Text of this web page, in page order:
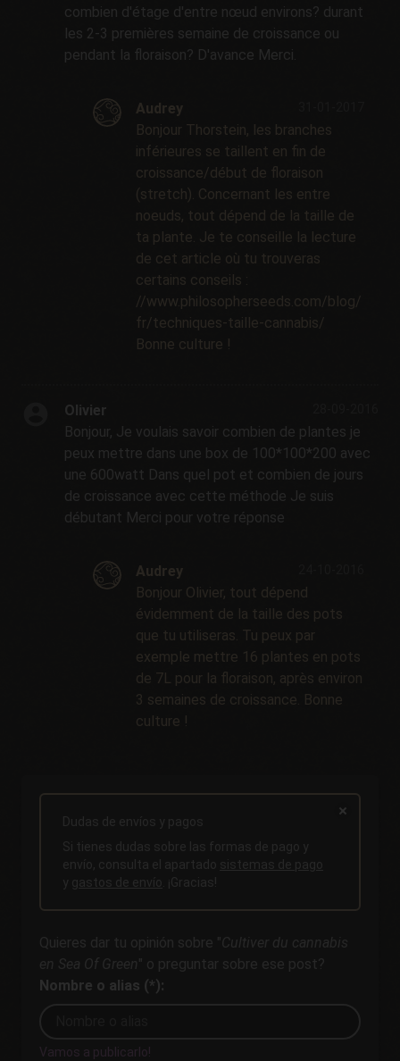
combien d'étage d'entre nœud environs? durant
les 2-3 premières semaine de croissance ou
pendant la floraison? D'avance Merci.
Audrey
Bonjour Thorstein, les branches
inférieures se taillent en fin de
croissance/début de floraison
(stretch). Concernant les entre
noeuds, tout dépend de la taille de
ta plante. Je te conseille la lecture
de cet article où tu trouveras
certains conseils :
//www.philosopherseeds.com/blog/
fr/techniques-taille-cannabis/
Bonne culture !
Olivier
Bonjour, Je voulais savoir combien de plantes je
peux mettre dans une box de 100*100*200 avec
une 600watt Dans quel pot et combien de jours
de croissance avec cette méthode Je suis
débutant Merci pour votre réponse
Audrey
Bonjour Olivier, tout dépend
évidemment de la taille des pots
que tu utiliseras. Tu peux par
exemple mettre 16 plantes en pots
de 7L pour la floraison, après environ
3 semaines de croissance. Bonne
culture !
Dudas de envíos y pagos
Si tienes dudas sobre las formas de pago y
envío, consulta el apartado sistemas de pago
y gastos de envío . ¡Gracias!
Quieres dar tu opinión sobre "Cultiver du cannabis
en Sea Of Green" o preguntar sobre ese post?
Nombre o alias (*):
Vamos a publicarlo!